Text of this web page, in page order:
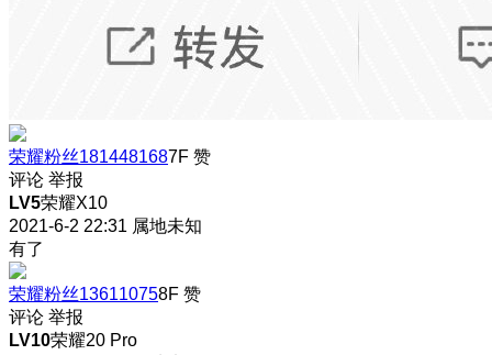
荣耀粉丝1814481687F 赞
评论 举报
LV5荣耀X10
2021-6-2 22:31 属地未知
有了
荣耀粉丝136110758F 赞
评论 举报
LV10荣耀20 Pro